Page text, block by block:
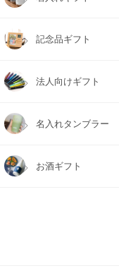
記念品ギフト
法人向けギフト
名入れタンブラー
お酒ギフト